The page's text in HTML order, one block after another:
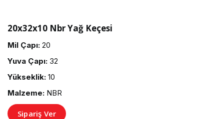
20x32x10 Nbr Yağ Keçesi
Mil Çapı: 20
Yuva Çapı: 32
Yükseklik: 10
Malzeme: NBR
Sipariş Ver